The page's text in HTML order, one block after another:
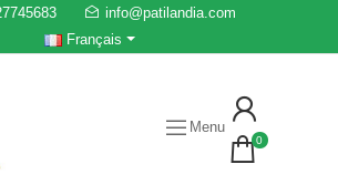
info@patilandia.com
Français
Menu
0